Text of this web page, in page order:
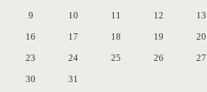
9
10 11 12 13
16
17 18 19 20
23
24 25 26 27
30
31